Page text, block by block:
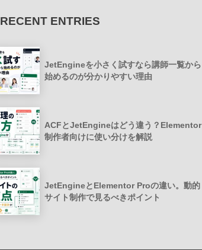
RECENT ENTRIES
JetEngineを小さく試すなら講師一覧から
始めるのが分かりやすい理由
ACFとJetEngineはどう違う？Elementor
制作者向けに使い分けを解説
JetEngineとElementor Proの違い。動的
サイト制作で見るべきポイント